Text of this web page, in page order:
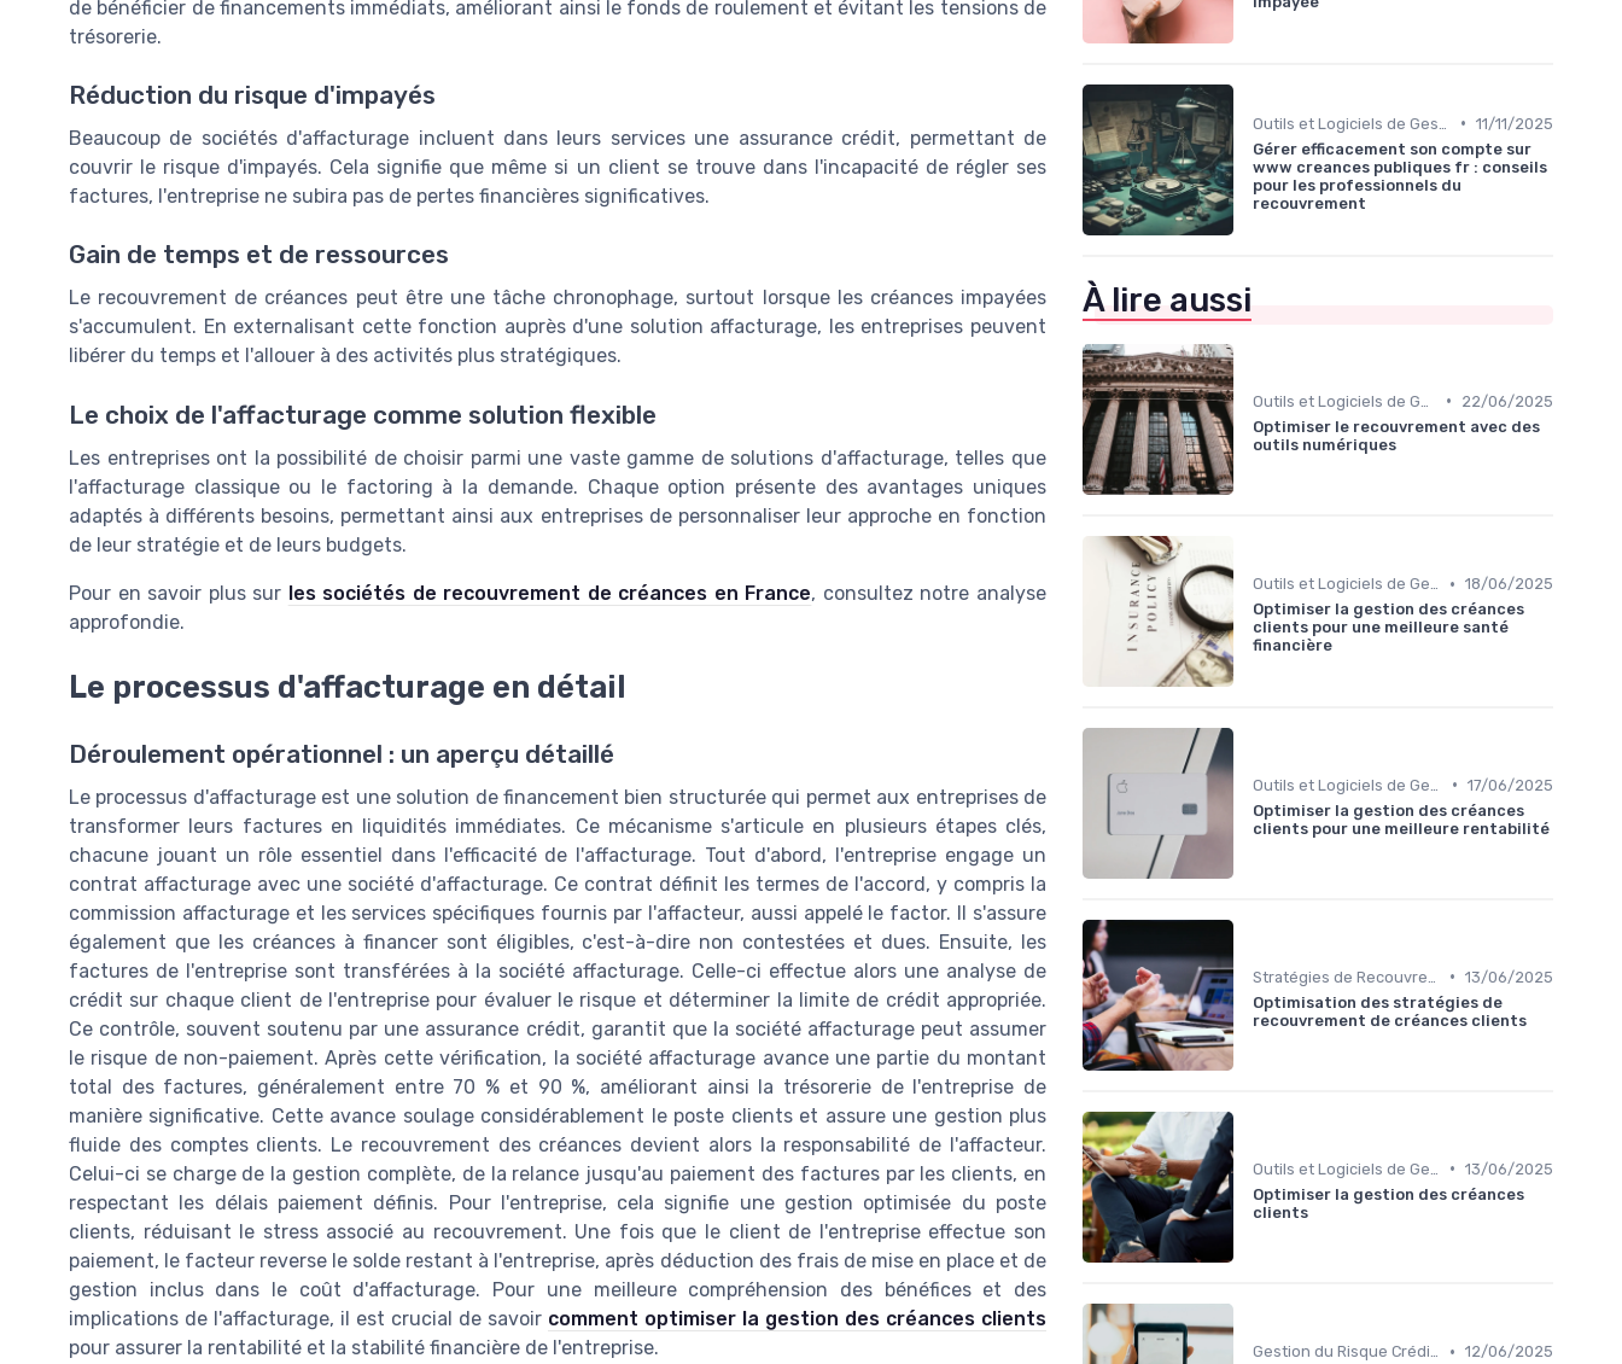
de bénéficier de financements immédiats, améliorant ainsi le fonds de roulement et évitant les tensions de
trésorerie.
Réduction du risque d'impayés
Beaucoup de sociétés d'affacturage incluent dans leurs services une assurance crédit, permettant de
couvrir le risque d'impayés. Cela signifie que même si un client se trouve dans l'incapacité de régler ses
factures, l'entreprise ne subira pas de pertes financières significatives.
Gain de temps et de ressources
Le recouvrement de créances peut être une tâche chronophage, surtout lorsque les créances impayées
s'accumulent. En externalisant cette fonction auprès d'une solution affacturage, les entreprises peuvent
libérer du temps et l'allouer à des activités plus stratégiques.
Le choix de l'affacturage comme solution flexible
Les entreprises ont la possibilité de choisir parmi une vaste gamme de solutions d'affacturage, telles que
l'affacturage classique ou le factoring à la demande. Chaque option présente des avantages uniques
adaptés à différents besoins, permettant ainsi aux entreprises de personnaliser leur approche en fonction
de leur stratégie et de leurs budgets.
Pour en savoir plus sur les sociétés de recouvrement de créances en France, consultez notre analyse
approfondie.
Le processus d'affacturage en détail
Déroulement opérationnel : un aperçu détaillé
Le processus d'affacturage est une solution de financement bien structurée qui permet aux entreprises de
transformer leurs factures en liquidités immédiates. Ce mécanisme s'articule en plusieurs étapes clés,
chacune jouant un rôle essentiel dans l'efficacité de l'affacturage. Tout d'abord, l'entreprise engage un
contrat affacturage avec une société d'affacturage. Ce contrat définit les termes de l'accord, y compris la
commission affacturage et les services spécifiques fournis par l'affacteur, aussi appelé le factor. Il s'assure
également que les créances à financer sont éligibles, c'est-à-dire non contestées et dues. Ensuite, les
factures de l'entreprise sont transférées à la société affacturage. Celle-ci effectue alors une analyse de
crédit sur chaque client de l'entreprise pour évaluer le risque et déterminer la limite de crédit appropriée.
Ce contrôle, souvent soutenu par une assurance crédit, garantit que la société affacturage peut assumer
le risque de non-paiement. Après cette vérification, la société affacturage avance une partie du montant
total des factures, généralement entre 70 % et 90 %, améliorant ainsi la trésorerie de l'entreprise de
manière significative. Cette avance soulage considérablement le poste clients et assure une gestion plus
fluide des comptes clients. Le recouvrement des créances devient alors la responsabilité de l'affacteur.
Celui-ci se charge de la gestion complète, de la relance jusqu'au paiement des factures par les clients, en
respectant les délais paiement définis. Pour l'entreprise, cela signifie une gestion optimisée du poste
clients, réduisant le stress associé au recouvrement. Une fois que le client de l'entreprise effectue son
paiement, le facteur reverse le solde restant à l'entreprise, après déduction des frais de mise en place et de
gestion inclus dans le coût d'affacturage. Pour une meilleure compréhension des bénéfices et des
implications de l'affacturage, il est crucial de savoir comment optimiser la gestion des créances clients
pour assurer la rentabilité et la stabilité financière de l'entreprise.
• 11/11/2025
Gérer efficacement son compte sur
www creances publiques fr : conseils
pour les professionnels du
recouvrement
À lire aussi
•
22/06/2025
Optimiser le recouvrement avec des
outils numériques
Outils et Logiciels de Gestion de Créances • 18/06/2025
Optimiser la gestion des créances
clients pour une meilleure santé
financière
• 17/06/2025
Optimiser la gestion des créances
clients pour une meilleure rentabilité
• 13/06/2025
Optimisation des stratégies de
recouvrement de créances clients
• 13/06/2025
Optimiser la gestion des créances
clients
Gestion du Risque Créditeur • 12/06/2025